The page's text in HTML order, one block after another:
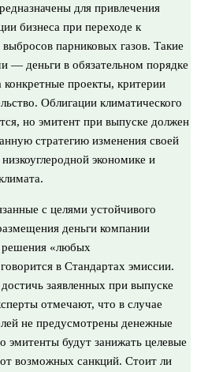
для привлечения
бизнеса при переходе к
парниковых газов. Такие
— деньги в обязательном порядке
проекты, критерии
Облигации климатического
но эмитент при выпуске должен
стратегию изменения своей
экономике и
с целями устойчивого
деньги компании
решения «любых
в Стандартах эмиссии.
заявленных при выпуске
отмечают, что в случае
не предусмотрены денежные
эмитенты будут занижать целевые
возможных санкций. Стоит ли